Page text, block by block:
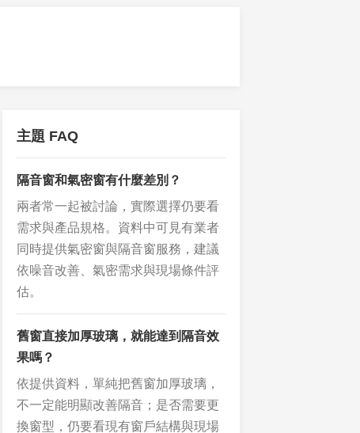
主題 FAQ
隔音窗和氣密窗有什麼差別？
兩者常一起被討論，實際選擇仍要看
需求與產品規格。資料中可見有業者
同時提供氣密窗與隔音窗服務，建議
依噪音改善、氣密需求與現場條件評
估。
舊窗直接加厚玻璃，就能達到隔音效
果嗎？
依提供資料，單純把舊窗加厚玻璃，
不一定能明顯改善隔音；是否需要更
換窗型，仍要看現有窗戶結構與現場